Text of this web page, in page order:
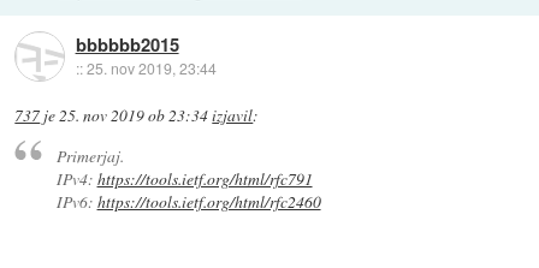
bbbbbb2015
::25. nov 2019, 23:44
737 je25. nov 2019 ob 23:34izjavil:
Primerjaj.
IPv4: https://tools.ietf.org/html/rfc791
IPv6: https://tools.ietf.org/html/rfc2460